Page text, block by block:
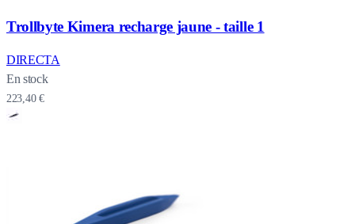
Trollbyte Kimera recharge jaune - taille 1
DIRECTA
En stock
223,40 €